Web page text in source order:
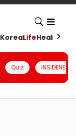
KoreaLifeHealth
Quiz INSIDENESIA